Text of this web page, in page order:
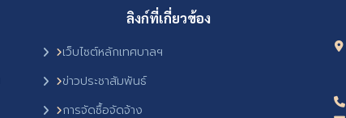
ลิงก์ที่เกี่ยวข้อง
เว็บไซต์หลักเทศบาลฯ
ข่าวประชาสัมพันธ์
การจัดซื้อจัดจ้าง